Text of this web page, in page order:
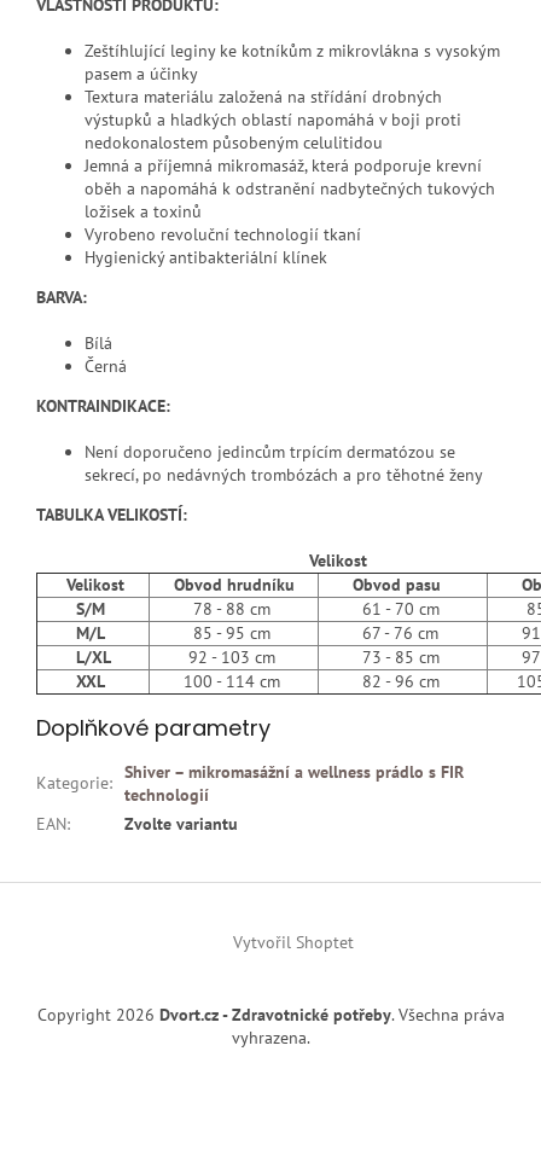
VLASTNOSTI PRODUKTU:
Zeštíhlující leginy ke kotníkům z mikrovlákna s vysokým
pasem a účinky
Textura materiálu založená na střídání drobných
výstupků a hladkých oblastí napomáhá v boji proti
nedokonalostem působeným celulitidou
Jemná a příjemná mikromasáž, která podporuje krevní
oběh a napomáhá k odstranění nadbytečných tukových
ložisek a toxinů
Vyrobeno revoluční technologií tkaní
Hygienický antibakteriální klínek
BARVA:
Bílá
Černá
KONTRAINDIKACE:
Není doporučeno jedincům trpícím dermatózou se
sekrecí, po nedávných trombózách a pro těhotné ženy
TABULKA VELIKOSTÍ:
Velikost
Velikost
Obvod hrudníku Obvod pasu
S/M
78 - 88 cm 61 - 70 cm
85
M/L
85 - 95 cm 67 - 76 cm
91 -
L/XL
92 - 103 cm 73 - 85 cm
97 -
XXL
100 - 114 cm 82 - 96 cm 105
Doplňkové parametry
Kategorie: Shiver – mikromasážní a wellness prádlo s FIR
technologií
EAN: Zvolte variantu
Z
Vytvořil Shoptet
Copyright 2026 Dvort.cz - Zdravotnické potřeby. Všechna práva
vyhrazena.